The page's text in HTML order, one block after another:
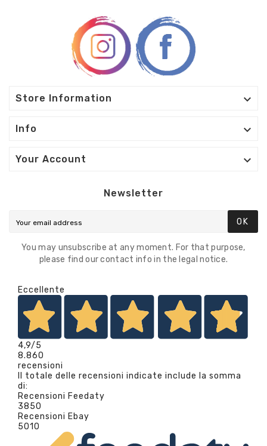
Store Information 
Info 
Your Account 
Newsletter
OK
You may unsubscribe at any moment. For that purpose,
please find our contact info in the legal notice.
Eccellente
4,9/5
8.860
recensioni
Il totale delle recensioni indicate include la somma
di:
Recensioni Feedaty
3850
Recensioni Ebay
5010